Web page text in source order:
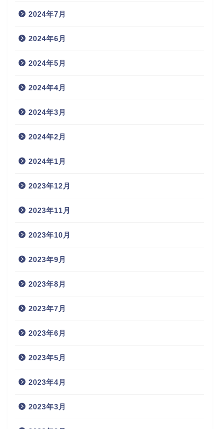
2024年7月
2024年6月
2024年5月
2024年4月
2024年3月
2024年2月
2024年1月
2023年12月
2023年11月
2023年10月
2023年9月
2023年8月
2023年7月
2023年6月
2023年5月
2023年4月
2023年3月